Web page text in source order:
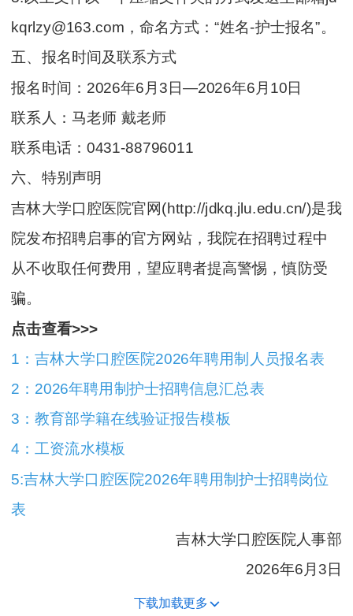
kqrlzy@163.com，命名方式：“姓名-护士报名”。
五、报名时间及联系方式
报名时间：2026年6月3日—2026年6月10日
联系人：马老师 戴老师
联系电话：0431-88796011
六、特别声明
吉林大学口腔医院官网(http://jdkq.jlu.edu.cn/)是我
院发布招聘启事的官方网站，我院在招聘过程中
从不收取任何费用，望应聘者提高警惕，慎防受
骗。
点击查看>>>
1：吉林大学口腔医院2026年聘用制人员报名表
2：2026年聘用制护士招聘信息汇总表
3：教育部学籍在线验证报告模板
4：工资流水模板
5:吉林大学口腔医院2026年聘用制护士招聘岗位
表
吉林大学口腔医院人事部
2026年6月3日
下载加载更多